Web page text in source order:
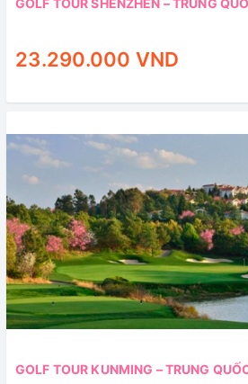
GOLF TOUR SHENZHEN – TRUNG
23.290.000 VND
GOLF TOUR KUNMING – TRUNG